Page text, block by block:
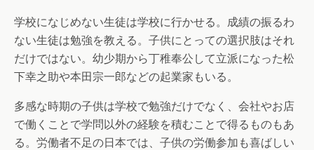
学校になじめない生徒は学校に行かせる。成績の振るわ
ない生徒は勉強を教える。子供にとっての選択肢はそれ
だけではない。幼少期から丁稚奉公して立派になった松
下幸之助や本田宗一郎などの起業家もいる。
多感な時期の子供は学校で勉強だけでなく、会社やお店
で働くことで学問以外の経験を積むことで得るものもあ
る。労働者不足の日本では、子供の労働参加も喜ばしい